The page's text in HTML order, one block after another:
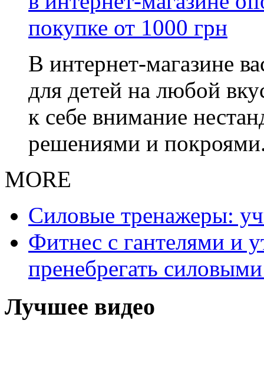
В интернет-магазине
для детей на любой
к себе внимание
решениями и
MORE
Силовые тренажеры:
Фитнес с гантелями и
пренебрегать
Лучшее видео